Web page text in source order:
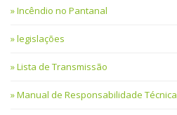
Incêndio no Pantanal
legislações
Lista de Transmissão
Manual de Responsabilidade Técnica